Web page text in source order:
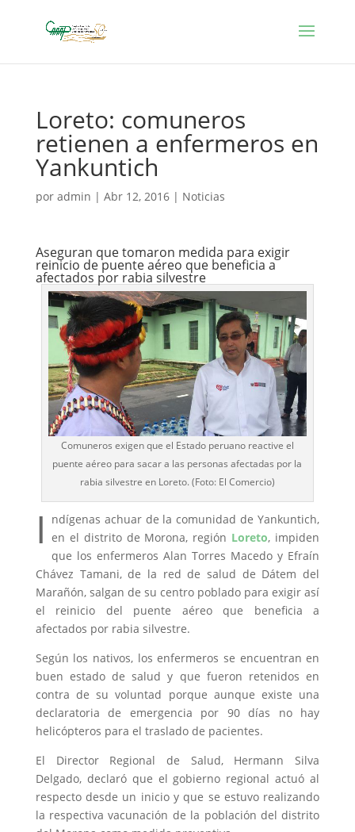
Loreto: comuneros
retienen a enfermeros en
Yankuntich
por admin | Abr 12, 2016| Noticias
Aseguran que tomaron medida para exigir
reinicio de puente aéreo que beneficia a
afectados por rabia silvestre
Comuneros exigen que el Estado peruano reactive el
puente aéreo para sacar a las personas afectadas por la
rabia silvestre en Loreto. (Foto: El Comercio)
I
ndígenas achuar de la comunidad de Yankuntich,
en el distrito de Morona, región Loreto, impiden
que los enfermeros Alan Torres Macedo y Efraín
Chávez Tamani, de la red de salud de Dátem del
Marañón, salgan de su centro poblado para exigir así
el reinicio del puente aéreo que beneficia a
afectados por rabia silvestre.
Según los nativos, los enfermeros se encuentran en
buen estado de salud y que fueron retenidos en
contra de su voluntad porque aunque existe una
declaratoria de emergencia por 90 días no hay
helicópteros para el traslado de pacientes.
El Director Regional de Salud, Hermann Silva
Delgado, declaró que el gobierno regional actuó al
respecto desde un inicio y que se estuvo realizando
la respectiva vacunación de la población del distrito